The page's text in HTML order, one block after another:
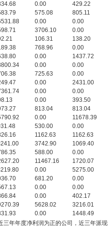
0.00
429.22
575.08
805.11
0.00
0.00
3706.10
0.00
106.31
138.20
768.96
0.00
0.00
1437.72
0.00
0.00
725.63
0.00
0.00
2431.00
0.00
0.00
0.00
393.50
813.04
813.04
0.00
11678.39
530.00
0.00
1162.63
1162.63
3742.90
1069.40
588.00
0.00
11467.16
1720.07
0.00
5275.00
681.20
0.00
0.00
0.00
0.00
402.17
5628.02
3216.01
0.00
1448.49
年年度净利润为正的公司，近三年派